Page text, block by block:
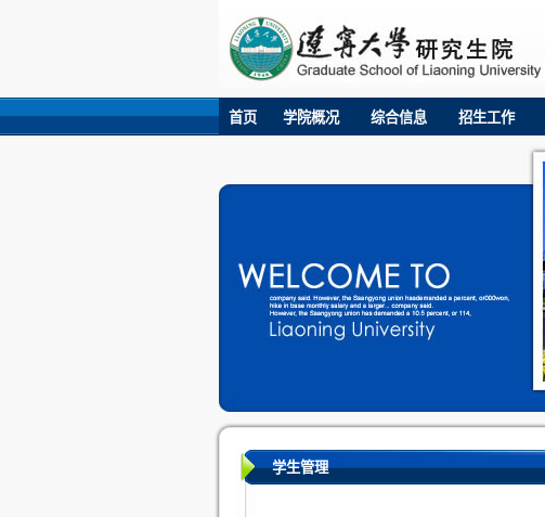
首页 学院概况 综合信息 招生工作
学生管理